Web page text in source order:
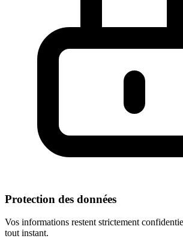
Protection des données
Vos informations restent strictement
tout instant.